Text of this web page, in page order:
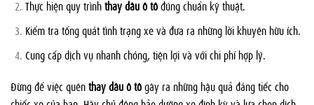
Thực hiện quy trìnhthay dầu ô tôđúng chuẩn kỹ thuật.
Kiểm tra tổng quát tình trạng xe và đưa ra những lời khuyên hữu ích.
Cung cấp dịch vụ nhanh chóng, tiện lợi và với chi phí hợp lý.
Đừng để việc quênthay dầu ô tôgây ra những hậu quả đáng tiếc cho